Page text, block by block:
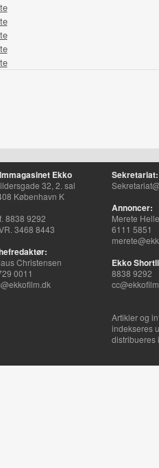
Ekko
32, 2. sal
København K
8838 9292
3468 8443
Christensen
0011
Sekretariat:
Annoncer:
Merete
6111 5851
Ekko
8838 9292
Artikler og
indekseres
distribueres